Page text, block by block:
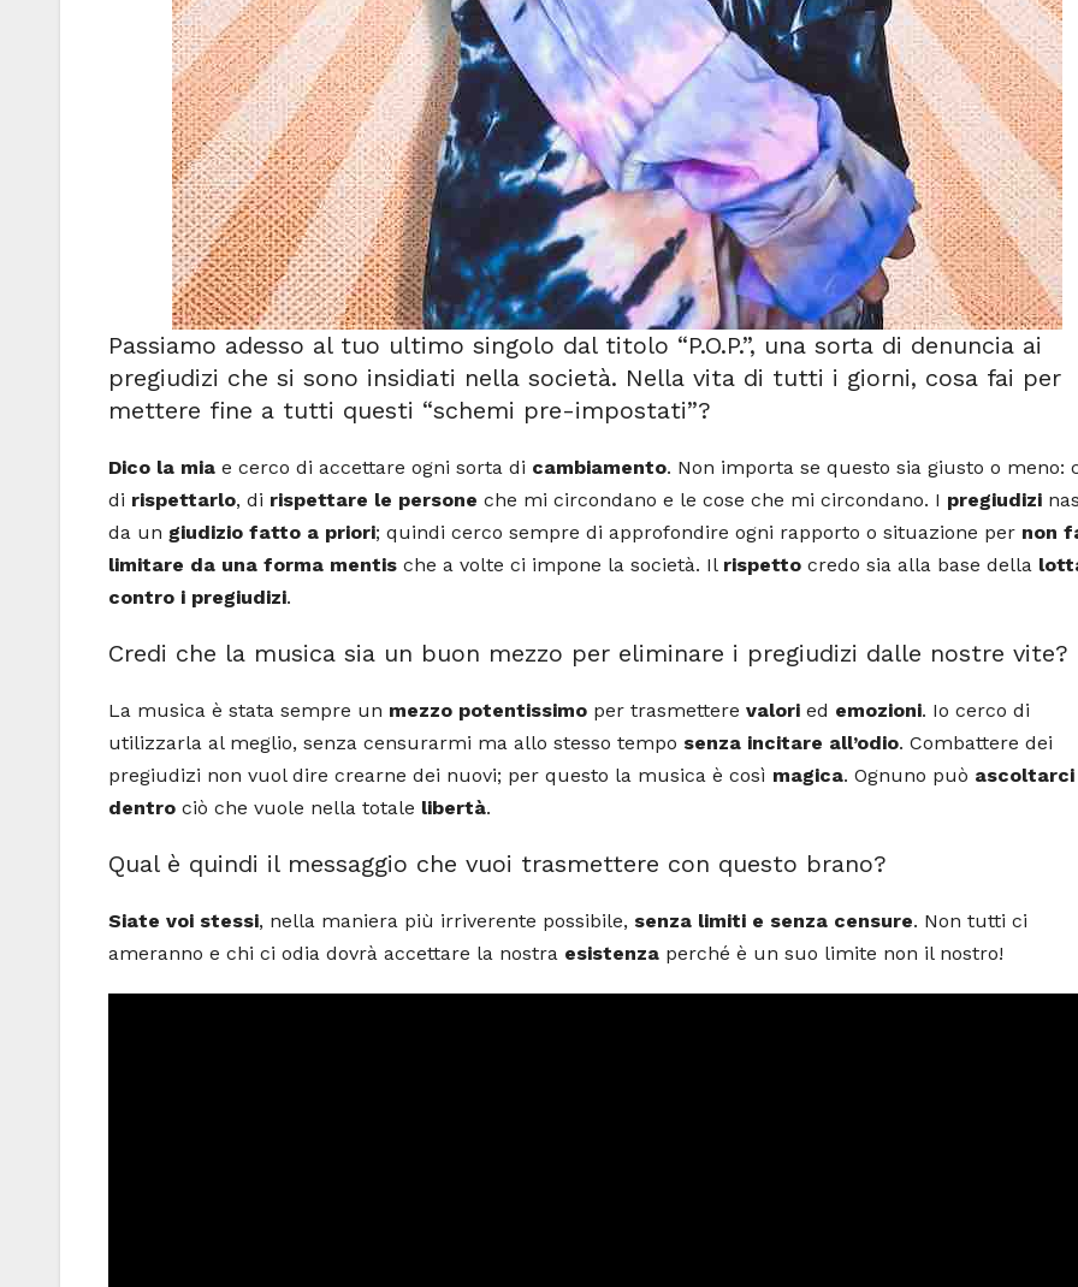
Passiamo adesso al tuo ultimo singolo dal titolo “P.O.P.”, una sorta di denuncia ai
pregiudizi che si sono insidiati nella società. Nella vita di tutti i giorni, cosa fai per
mettere fine a tutti questi “schemi pre-impostati”?
Dico la mia e cerco di accettare ogni sorta di cambiamento. Non importa se questo sia giusto o meno:
di rispettarlo, di rispettare le persone che mi circondano e le cose che mi circondano. I pregiudizi
da un giudizio fatto a priori; quindi cerco sempre di approfondire ogni rapporto o situazione per non
limitare da una forma mentis che a volte ci impone la società. Il rispetto credo sia alla base della
contro i pregiudizi.
Credi che la musica sia un buon mezzo per eliminare i pregiudizi dalle nostre vite?
La musica è stata sempre un mezzo potentissimo per trasmettere valori ed emozioni. Io cerco di
utilizzarla al meglio, senza censurarmi ma allo stesso tempo senza incitare all’odio. Combattere dei
pregiudizi non vuol dire crearne dei nuovi; per questo la musica è così magica. Ognuno può ascoltarci
dentro ciò che vuole nella totale libertà.
Qual è quindi il messaggio che vuoi trasmettere con questo brano?
Siate voi stessi, nella maniera più irriverente possibile, senza limiti e senza censure. Non tutti ci
ameranno e chi ci odia dovrà accettare la nostra esistenza perché è un suo limite non il nostro!